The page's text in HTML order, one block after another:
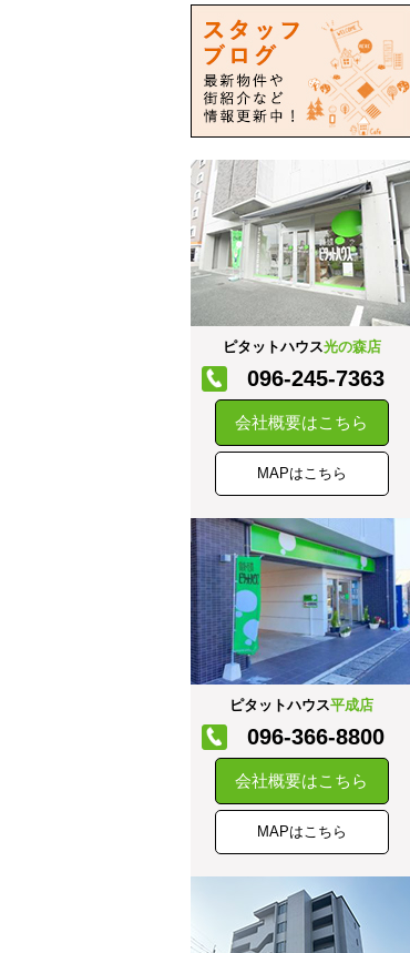
ピタットハウス光の森店
096-245-7363
会社概要はこちら
MAPはこちら
ピタットハウス平成店
096-366-8800
会社概要はこちら
MAPはこちら